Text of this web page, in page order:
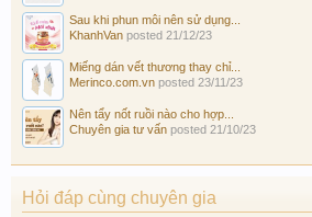
Sau khi phun môi nên sử dụng...
KhanhVan posted 21/12/23
Miếng dán vết thương thay chỉ...
Merinco.com.vn posted 23/11/23
Nên tẩy nốt ruồi nào cho hợp...
Chuyên gia tư vấn posted 21/10/23
Hỏi đáp cùng chuyên gia